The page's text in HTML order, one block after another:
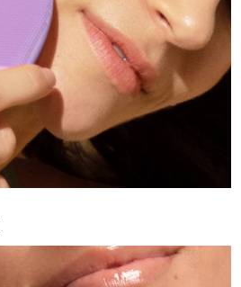
Ожидаемая дата доставки
8/13/26
Ожидаемая дата доставки
8/15/26
Ожидаемая дата доставки
Ожидаемая дата доставки
8/10/26